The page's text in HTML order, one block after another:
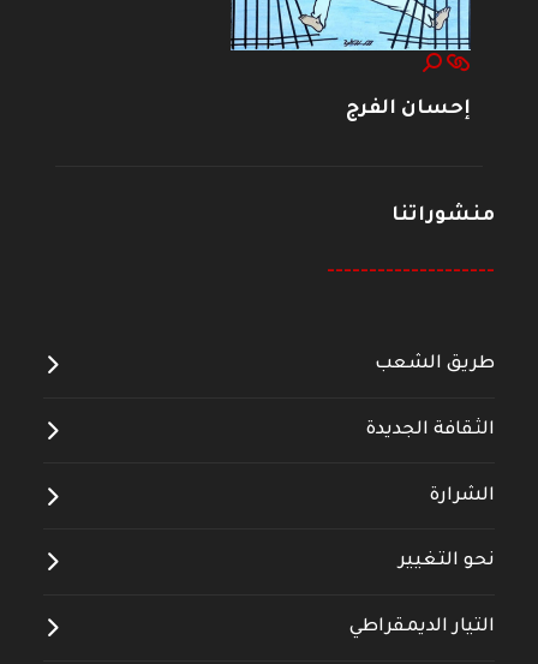
إحسان الفرج
منشوراتنا
--------------------
طريق الشعب
الثقافة الجديدة
الشرارة
نحو التغيير
التيار الديمقراطي